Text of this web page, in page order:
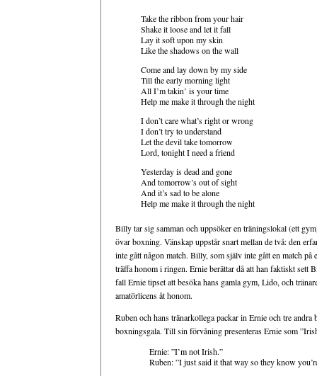
Take the ribbon from your hair
Shake it loose and let it fall
Lay it soft upon my skin
Like the shadows on the wall
Come and lay down by my side
Till the early morning light
All I’m takin’ is your time
Help me make it through the night
I don’t care what’s right or wrong
I don’t try to understand
Let the devil take tomorrow
Lord, tonight I need a friend
Yesterday is dead and gone
And tomorrow’s out of sight
And it’s sad to be alone
Help me make it through the night
Billy tar sig samman och uppsöker en träningslokal (ett
övar boxning. Vänskap uppstår snart mellan de två: den
inte gått någon match. Billy, som själv inte gått en match
träffa honom i ringen. Ernie berättar då att han faktiskt sett
fall Ernie tipset att besöka hans gamla gym, Lido, och
amatörlicens åt honom.
Ruben och hans tränarkollega packar in Ernie och tre
boxningsgala. Till sin förvåning presenteras Ernie som
Ernie: ”I’m not Irish.”
Ruben: ”I just said it that way so they know